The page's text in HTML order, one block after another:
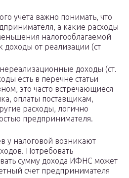
учета важно понимать, что
а какие расходы
налогооблагаемой
доходы от реализации (ст
доходы (ст.
есть в перечне статьи
это часто встречающиеся
оплаты поставщикам,
расходы, логично
предпринимателя.
у налоговой возникают
Потребовать
сумму дохода ИФНС может
счет предпринимателя